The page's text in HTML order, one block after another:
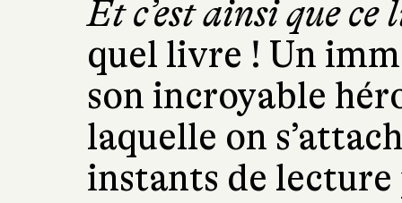
Et c’est ainsi que
quel livre ! Un
son incroyable
laquelle on
instants de lecture